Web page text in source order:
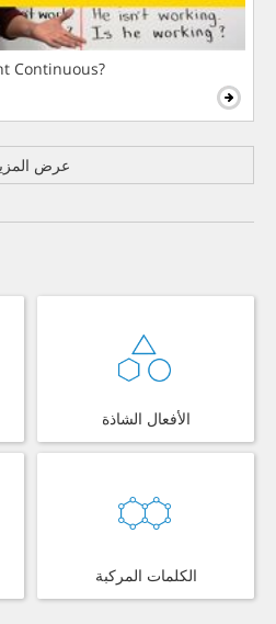
Continuous?
عرض
الأفعال الشاذة
الكلمات المركبة